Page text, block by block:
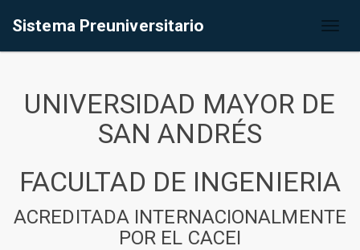
Sistema Preuniversitario
UNIVERSIDAD MAYOR DE
SAN ANDRÉS
FACULTAD DE INGENIERIA
ACREDITADA INTERNACIONALMENTE
POR EL CACEI